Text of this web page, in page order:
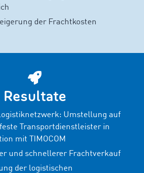
der Frachtkosten
Resultate
Umstellung auf
Transportdienstleister in
mit TIMOCOM
und schnellerer Frachtverkauf
der logistischen